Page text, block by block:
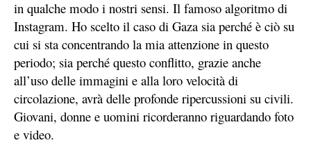
in qualche modo i nostri sensi. Il famoso algoritmo di
Instagram. Ho scelto il caso di Gaza sia perché è ciò su
cui si sta concentrando la mia attenzione in questo
periodo; sia perché questo conflitto, grazie anche
all’uso delle immagini e alla loro velocità di
circolazione, avrà delle profonde ripercussioni su civili.
Giovani, donne e uomini ricorderanno riguardando foto
e video.